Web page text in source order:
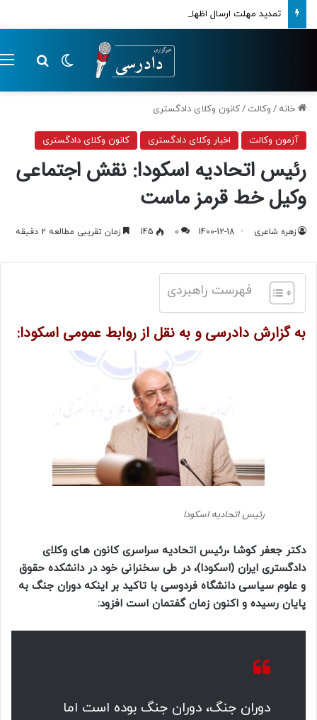
تمدید مهلت ارسال اظهارنامه‌های مالیاتی تا پایان تابستان 1405
تغییر پوسته
خانه / وکالت /کانون وکلای دادگستری
آزمون وکالت اخبار وکلای دادگستری کانون وکلای دادگستری
رئیس اتحادیه اسکودا: نقش اجتماعی
وکیل خط قرمز ماست
زهره شاعری 1400-12-18
0
145 زمان تقریبی مطالعه 2 دقیقه
فهرست راهبردی
به گزارش دادرسی و به نقل از روابط عمومی اسکودا:
رئیس اتحادیه اسکودا
دکتر جعفر کوشا ،رئیس اتحادیه سراسری کانون های وکلای
دادگستری ایران (اسکودا)، در طی سخنرانی خود در دانشکده حقوق
و علوم سیاسی دانشگاه فردوسی با تاکید بر اینکه دوران جنگ به
پایان رسیده و اکنون زمان گفتمان است افزود:
دوران جنگ، دوران جنگ بوده است اما